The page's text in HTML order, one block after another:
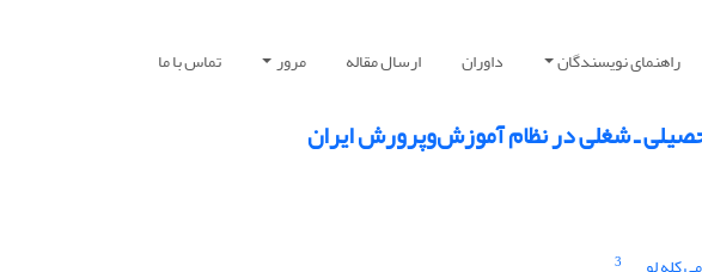
راهنمای نویسندگان داوران ارسال مقاله مرور تماس با ما
ـ شغلی در نظام آموزش‌وپرورش ایران
3